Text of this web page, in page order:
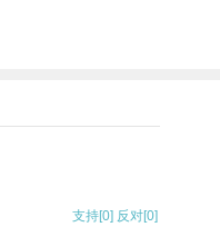
支持[0] 反对[0]